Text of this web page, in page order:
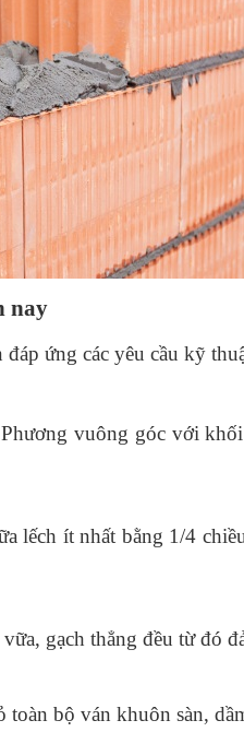
nay
ứng các yêu cầu kỹ
vuông góc với
ít nhất bằng 1/4
gạch thẳng đều từ đó
bộ ván khuôn sàn,